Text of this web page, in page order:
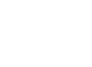
minh họa
điện